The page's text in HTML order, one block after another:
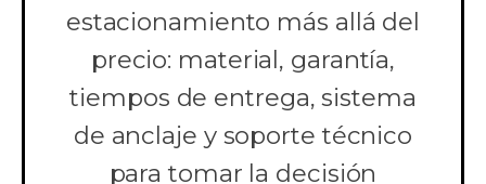
estacionamiento más allá del
precio: material, garantía,
tiempos de entrega, sistema
de anclaje y soporte técnico
para tomar la decisión